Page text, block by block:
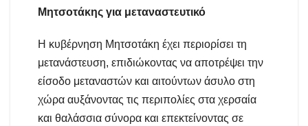
Μητσοτάκης για μεταναστευτικό
Η κυβέρνηση Μητσοτάκη έχει περιορίσει τη
μετανάστευση, επιδιώκοντας να αποτρέψει την
είσοδο μεταναστών και αιτούντων άσυλο στη
χώρα αυξάνοντας τις περιπολίες στα χερσαία
και θαλάσσια σύνορα και επεκτείνοντας σε